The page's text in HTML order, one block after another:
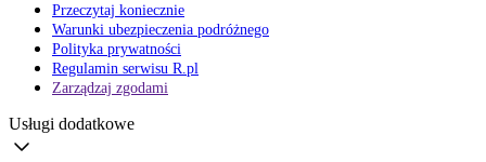
Przeczytaj koniecznie
Warunki ubezpieczenia podróżnego
Polityka prywatności
Regulamin serwisu R.pl
Zarządzaj zgodami
Usługi dodatkowe